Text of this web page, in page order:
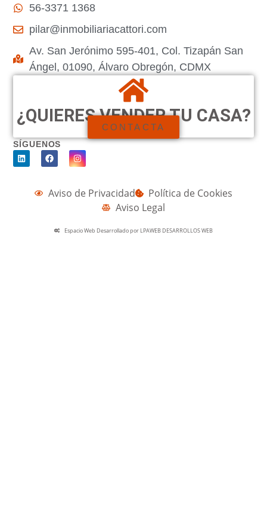
56-3371 1368
pilar@inmobiliariacattori.com
Av. San Jerónimo 595-401, Col. Tizapán San
Ángel, 01090, Álvaro Obregón, CDMX
¿QUIERES VENDER TU CASA?
CONTACTA
SÍGUENOS
Aviso de Privacidad
Política de Cookies
Aviso Legal
Espacio Web Desarrollado por LPAWEB DESARROLLOS WEB